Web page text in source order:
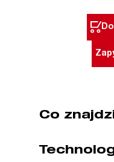
1/4"
mm
szt
Co